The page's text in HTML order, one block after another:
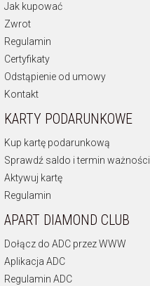
Jak kupować
Zwrot
Regulamin
Certyfikaty
Odstąpienie od umowy
Kontakt
KARTY PODARUNKOWE
Kup kartę podarunkową
Sprawdź saldo i termin ważności
Aktywuj kartę
Regulamin
APART DIAMOND CLUB
Dołącz do ADC przez WWW
Aplikacja ADC
Regulamin ADC